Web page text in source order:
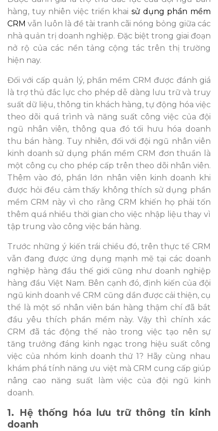
hàng, tuy nhiên việc triển khai sử dụng phần mềm
CRM vẫn luôn là đề tài tranh cãi nóng bỏng giữa các
nhà quản trị doanh nghiệp. Đặc biệt trong giai đoạn
nở rộ của các nền tảng cộng tác trên thị trường
hiện nay.
Đối với cấp quản lý, phần mềm CRM được đánh giá
là trợ thủ đắc lực cho phép dễ dàng lưu trữ và truy
suất dữ liệu, thông tin khách hàng, tự động hóa việc
theo dõi quá trình và năng suất công việc của đội
ngũ nhân viên, thông qua đó tối hưu hóa doanh
thu bán hàng. Tuy nhiên, đối với đội ngũ nhân viên
kinh doanh sử dụng phần mềm CRM đơn thuần là
một công cụ cho phép cấp trên theo dõi nhân viên.
Thêm vào đó, phần lớn nhân viên kinh doanh khi
được hỏi đều cảm thấy không thích sử dụng phần
mềm CRM này vì cho rằng CRM khiến họ phải tốn
thêm quá nhiều thời gian cho việc nhập liệu thay vì
tập trung vào công việc bán hàng.
Trước những ý kiến trái chiều đó, trên thực tế CRM
vẫn đang được ứng dụng mạnh mẽ tại các doanh
nghiệp hàng đầu thế giới cũng như doanh nghiệp
hàng đầu Việt Nam. Bên cạnh đó, định kiến của đội
ngũ kinh doanh về CRM cũng dần được cải thiện, cụ
thể là một số nhân viên bán hàng thậm chí đã bắt
đầu yêu thích phần mềm này. Vậy thì chính xác
CRM đã tác động thế nào trong việc tạo nên sự
tăng trưởng đáng kinh ngạc trong hiệu suất công
việc của nhóm kinh doanh thứ 1? Hãy cùng nhau
khám phá tính năng ưu việt mà CRM cung cấp giúp
nâng cao năng suất làm việc của đội ngũ kinh
doanh.
1. Hệ thống hóa lưu trữ thông tin kinh
doanh